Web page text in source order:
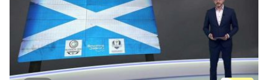
ukončila. V roce 2012 došlo při návštěvě v Belfastu
k dohodě a symbolickému podání ruky mezi
vicepremiérem McGuinnessem, který svého času vedl
IRA, a tehdejší královnou Alžbětou II.